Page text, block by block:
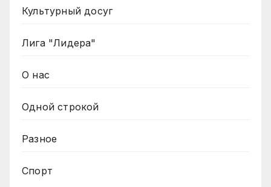
Культурный досуг
Лига "Лидера"
О нас
Одной строкой
Разное
Спорт